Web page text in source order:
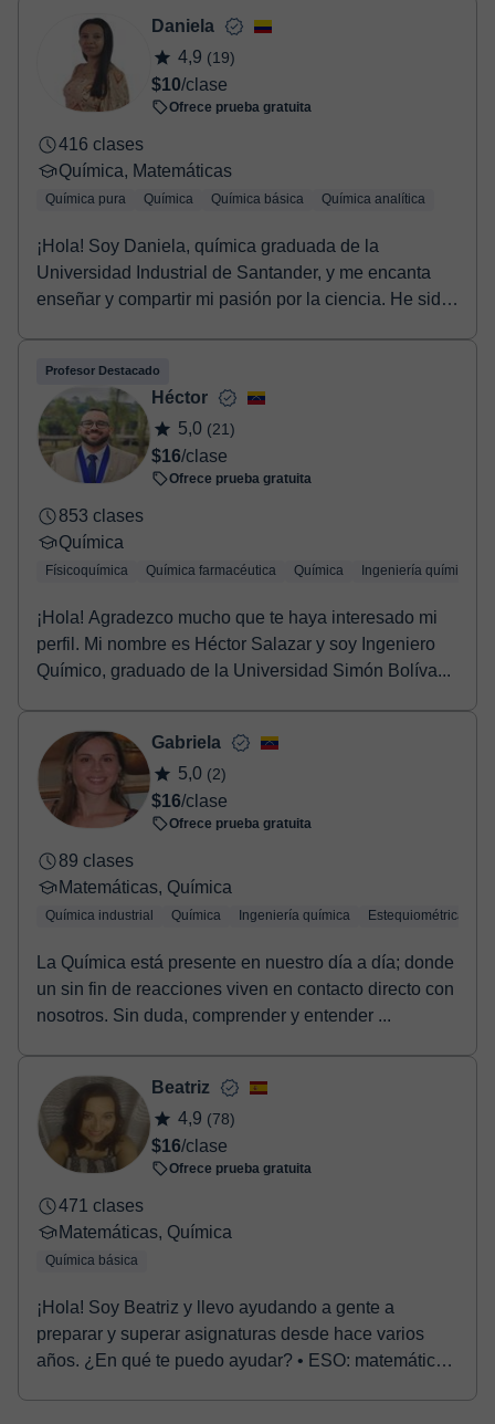
Una vez realices el pago de la clase, recibirás un e-mail de
confirmación de la reserva.
Daniela
4,9 (19)
$10/clase
Ofrece prueba gratuita
416 clases
Química, Matemáticas
Química pura Química Química básica Química analítica
¡Hola! Soy Daniela, química graduada de la
Universidad Industrial de Santander, y me encanta
enseñar y compartir mi pasión por la ciencia. He sido
Profesor Destacado
Héctor
5,0 (21)
$16/clase
Ofrece prueba gratuita
853 clases
Química
Físicoquímica Química farmacéutica Química Ingeniería química
¡Hola! Agradezco mucho que te haya interesado mi
perfil. Mi nombre es Héctor Salazar y soy Ingeniero
Químico, graduado de la Universidad Simón Bolíva...
Gabriela
5,0 (2)
$16/clase
Ofrece prueba gratuita
89 clases
Matemáticas, Química
Química industrial Química Ingeniería química Estequiométrica
La Química está presente en nuestro día a día; donde
un sin fin de reacciones viven en contacto directo con
nosotros. Sin duda, comprender y entender ...
Beatriz
4,9 (78)
$16/clase
Ofrece prueba gratuita
471 clases
Matemáticas, Química
Química básica
¡Hola! Soy Beatriz y llevo ayudando a gente a
preparar y superar asignaturas desde hace varios
años. ¿En qué te puedo ayudar? • ESO: matemáticas,